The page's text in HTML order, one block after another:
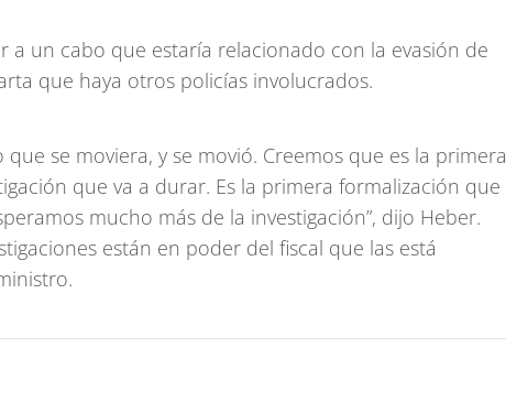
a un cabo que estaría relacionado con la evasión de
que haya otros policías involucrados.
que se moviera, y se movió. Creemos que es la primera
que va a durar. Es la primera formalización que
mucho más de la investigación”, dijo Heber.
están en poder del fiscal que las está